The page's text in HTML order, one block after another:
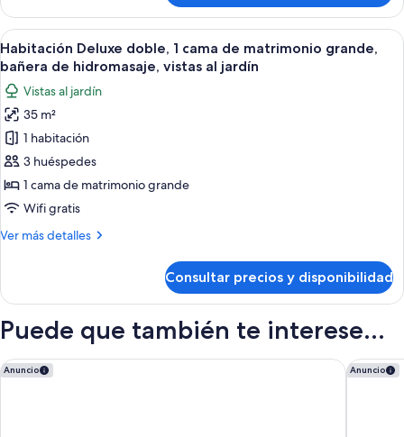
individual
Premium
Abrir
todas
las
fotos
de
Habitación
Deluxe
doble,
1
de
bañera
de
hidromasaje,
vistas
Habitación de hotel con cama,
7
Habitación Deluxe doble, 1 cama de matrimonio grande,
bañera de hidromasaje, vistas al jardín
Vistas al jardín
35 m²
1 habitación
3 huéspedes
1 cama de matrimonio grande
Wifi gratis
Ver más detalles
Más
Deluxe
de
matrimonio
Consultar precios y disponibilidad
Puede que también te interese...
Anuncio
Madrid Marriott Hotel Princesa Plaza Anuncio
Hotel